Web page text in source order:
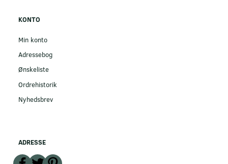
KONTO
Min konto
Adressebog
Ønskeliste
Ordrehistorik
Nyhedsbrev
ADRESSE